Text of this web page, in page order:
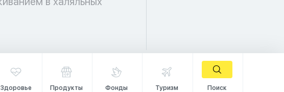
Здоровье Продукты Фонды Туризм Поиск